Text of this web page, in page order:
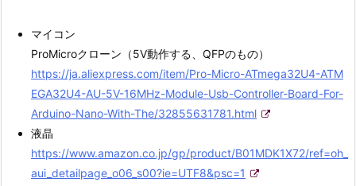
マイコン
ProMicroクローン（5V動作する、QFPのもの）
https://ja.aliexpress.com/item/Pro-Micro-ATmega32U4-ATM
EGA32U4-AU-5V-16MHz-Module-Usb-Controller-Board-For-
Arduino-Nano-With-The/32855631781.html
液晶
https://www.amazon.co.jp/gp/product/B01MDK1X72/ref=oh_
aui_detailpage_o06_s00?ie=UTF8&psc=1